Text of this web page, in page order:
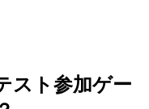
スト参加ゲー